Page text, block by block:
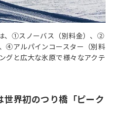
、①スノーバス（別料金）、②
④アルパインコースター（別料
と広大な氷原で様々なアクテ
界初のつり橋「ピーク